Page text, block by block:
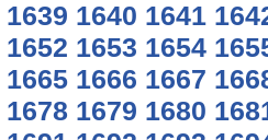
1639 1640 1641
1652 1653 1654
1665 1666 1667
1678 1679 1680